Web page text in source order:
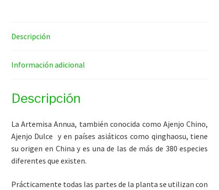
Descripción
Información adicional
Descripción
La Artemisa Annua, también conocida como Ajenjo Chino,
Ajenjo Dulce y en países asiáticos como qinghaosu, tiene
su origen en China y es una de las de más de 380 especies
diferentes que existen.
Prácticamente todas las partes de la planta se utilizan con